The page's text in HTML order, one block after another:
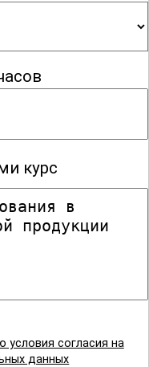
курс
условия согласия на
данных